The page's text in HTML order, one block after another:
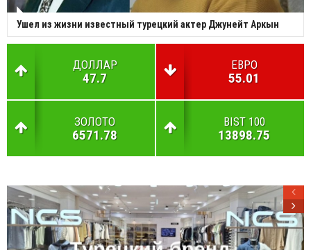
Ушел из жизни известный турецкий актер Джунейт Аркын
ДОЛЛАР
47.7
ЕВРО
55.01
ЗОЛОТО
6571.78
BIST 100
13898.75